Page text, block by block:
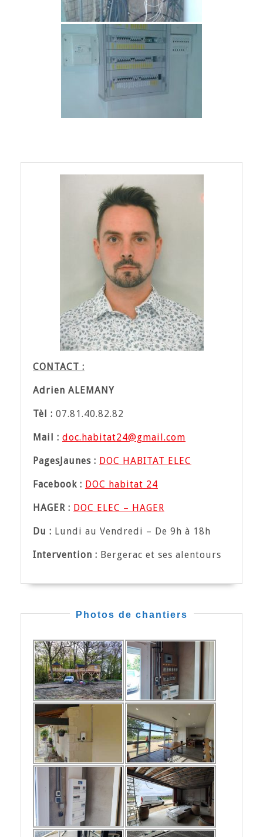
CONTACT :
Adrien ALEMANY
Tèl : 07.81.40.82.82
Mail : doc.habitat24@gmail.com
PagesJaunes : DOC HABITAT ELEC
Facebook : DOC habitat 24
HAGER : DOC ELEC – HAGER
Du : Lundi au Vendredi – De 9h à 18h
Intervention : Bergerac et ses alentours
Photos de chantiers